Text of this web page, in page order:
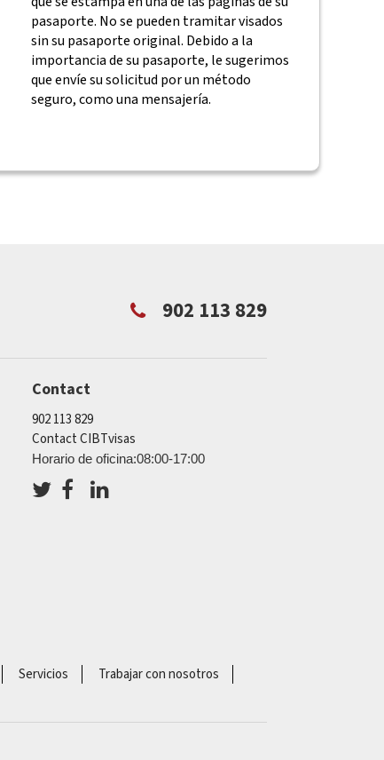
pasaporte. No se pueden tramitar visados
sin su pasaporte original. Debido a la
importancia de su pasaporte, le sugerimos
que envíe su solicitud por un método
seguro, como una mensajería.
902 113 829
Contact
902 113 829
Contact CIBTvisas
Horario de oficina:08:00-17:00
Servicios
Trabajar con nosotros